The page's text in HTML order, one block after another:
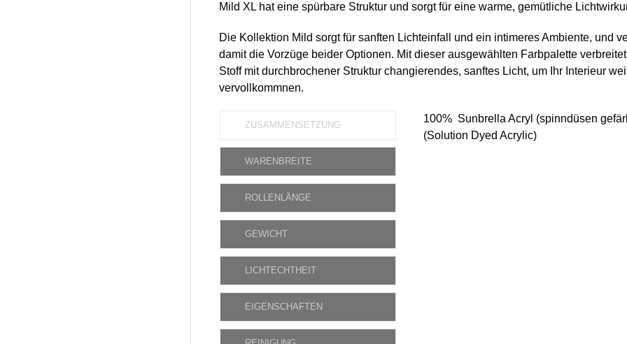
Mild XL hat eine spürbare Struktur und sorgt für eine warme, gemütliche
Die Kollektion Mild sorgt für sanften Lichteinfall und ein intimeres Ambiente, und
damit die Vorzüge beider Optionen. Mit dieser ausgewählten Farbpalette
Stoff mit durchbrochener Struktur changierendes, sanftes Licht, um Ihr Interieur
vervollkommnen.
ZUSAMMENSETZUNG
WARENBREITE
ROLLENLÄNGE
GEWICHT
LICHTECHTHEIT
EIGENSCHAFTEN
100% Sunbrella Acryl (spinndüsen
(Solution Dyed Acrylic)